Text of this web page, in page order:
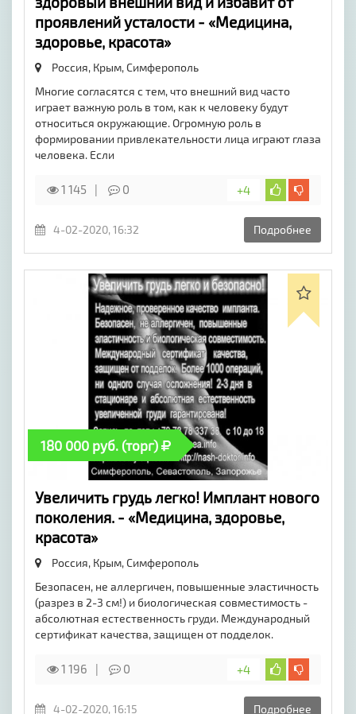
проявлений усталости - «Медицина,
здоровье, красота»
Россия, Крым,Симферополь
Многие согласятся с тем, что внешний вид часто
играет важную роль в том, как к человеку будут
относиться окружающие. Огромную роль в
формировании привлекательности лица играют глаза
человека. Если
1 145 0 +4
4-02-2020, 16:32 Подробнее
180 000 руб. (торг)
Увеличить грудь легко! Имплант нового
поколения. - «Медицина, здоровье,
красота»
Россия, Крым,Симферополь
Безопасен, не аллергичен, повышенные эластичность
(разрез в 2-3 см!) и биологическая совместимость -
абсолютная естественность груди. Международный
сертификат качества, защищен от подделок.
1 196 0 +4
4-02-2020, 16:15 Подробнее